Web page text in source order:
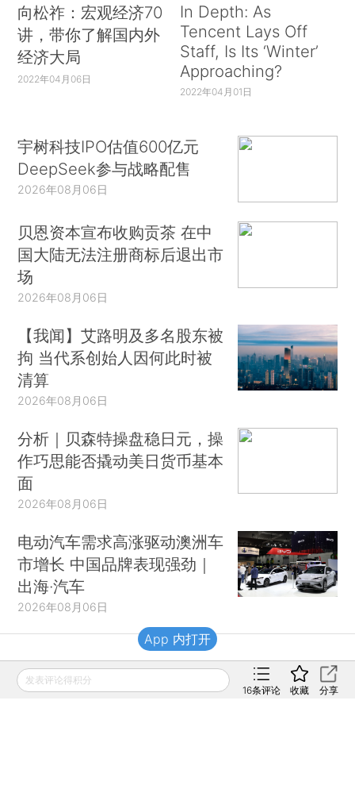
向松祚：宏观经济70
讲，带你了解国内外
经济大局
2022年04月06日
In Depth: As
Tencent Lays Off
Staff, Is Its ‘Winter’
Approaching?
2022年04月01日
宇树科技IPO估值600亿元
DeepSeek参与战略配售
2026年08月06日
贝恩资本宣布收购贡茶 在中
国大陆无法注册商标后退出市
场
2026年08月06日
【我闻】艾路明及多名股东被
拘 当代系创始人因何此时被
清算
2026年08月06日
分析｜贝森特操盘稳日元，操
作巧思能否撬动美日货币基本
面
2026年08月06日
电动汽车需求高涨驱动澳洲车
市增长 中国品牌表现强劲｜
出海·汽车
2026年08月06日
财新移动
发表评论得积分
16条评论 收藏 分享
App 内打开